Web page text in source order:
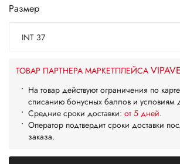
Размер
INT 37
ТОВАР ПАРТНЕРА МАРКЕТПЛЕЙСА
На товар действуют ограничения по
списанию бонусных баллов и условиям
Средние сроки доставки: от 5 дней.
Оператор подтвердит сроки доставки
заказа.